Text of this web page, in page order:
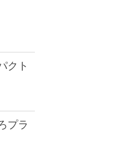
クト
プラ